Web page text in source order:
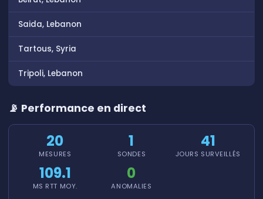
Saida, Lebanon
Tartous, Syria
Tripoli, Lebanon
📡 Performance en direct
20
MESURES
1
SONDES
41
JOURS SURVEILLÉS
109.1
MS RTT MOY.
0
ANOMALIES